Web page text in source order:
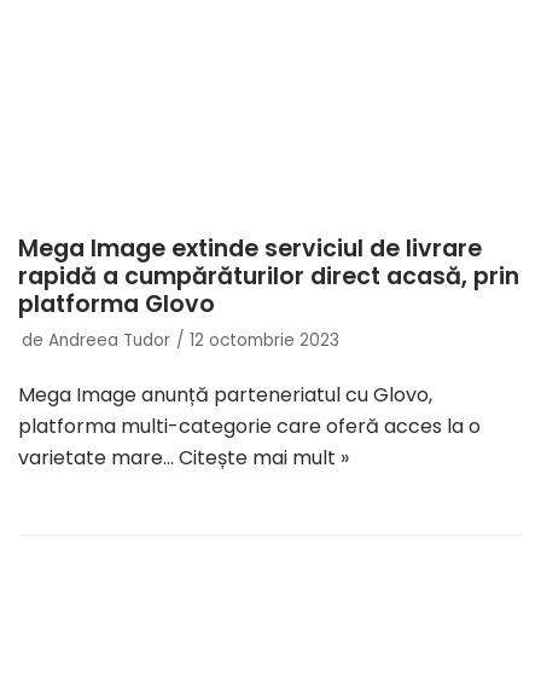
Mega Image extinde serviciul de livrare
rapidă a cumpărăturilor direct acasă, prin
platforma Glovo
de Andreea Tudor 12 octombrie 2023
Mega Image anunță parteneriatul cu Glovo,
platforma multi-categorie care oferă acces la o
varietate mare… Citește mai mult »